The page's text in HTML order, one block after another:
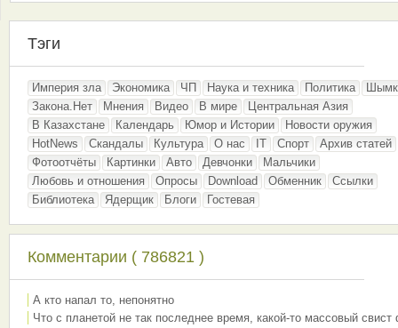
Тэги
Империя зла Экономика ЧП Наука и техника Политика
Закона.Нет
Мнения Видео В мире
Центральная Азия
В Казахстане
Календарь Юмор и Истории
Новости оружия
HotNews
Скандалы Культура О нас IT Спорт
Архив статей
Фотоотчёты
Картинки Авто Девчонки
Мальчики
Любовь и отношения
Опросы Download Обменник
Ссылки
Библиотека
Ядерщик Блоги Гостевая
Комментарии ( 786821 )
А кто напал то, непонятно
Что с планетой не так последнее время, какой-то массовый свист